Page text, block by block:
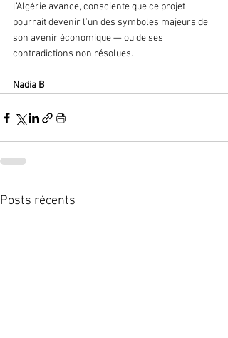
l’Algérie avance, consciente que ce projet
pourrait devenir l’un des symboles majeurs de
son avenir économique — ou de ses
contradictions non résolues.
Nadia B
Posts récents